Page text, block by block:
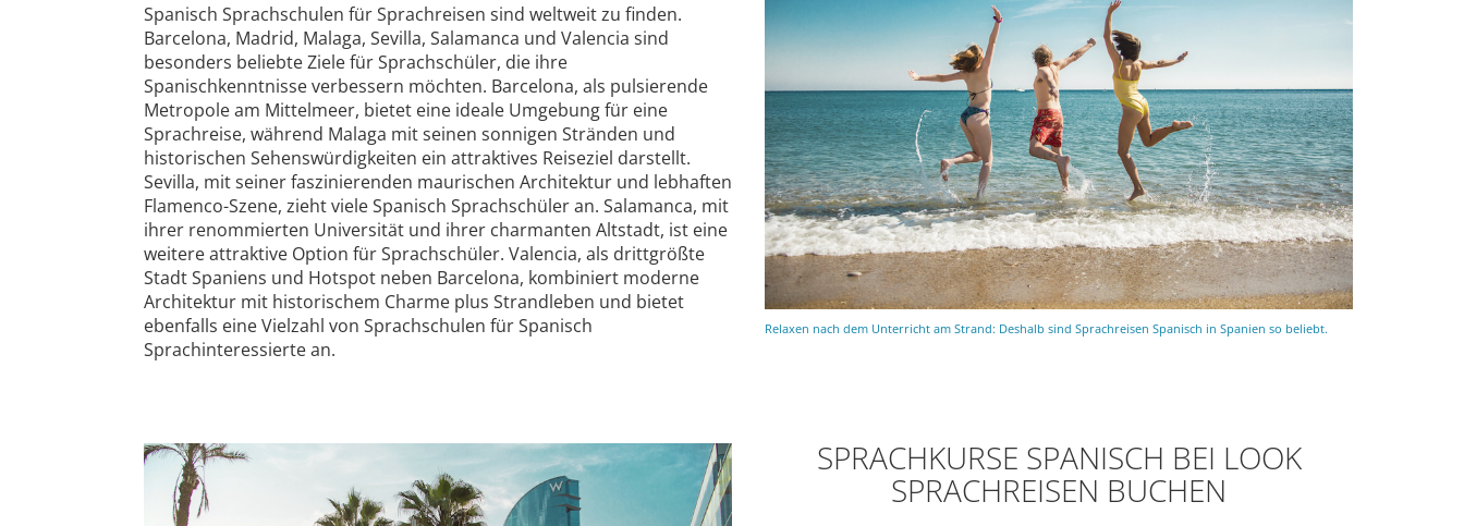
Spanisch Sprachschulen für Sprachreisen sind weltweit zu finden.
Barcelona, Madrid, Malaga, Sevilla, Salamanca und Valencia sind
besonders beliebte Ziele für Sprachschüler, die ihre
Spanischkenntnisse verbessern möchten. Barcelona, als pulsierende
Metropole am Mittelmeer, bietet eine ideale Umgebung für eine
Sprachreise, während Malaga mit seinen sonnigen Stränden und
historischen Sehenswürdigkeiten ein attraktives Reiseziel darstellt.
Sevilla, mit seiner faszinierenden maurischen Architektur und lebhaften
Flamenco-Szene, zieht viele Spanisch Sprachschüler an. Salamanca, mit
ihrer renommierten Universität und ihrer charmanten Altstadt, ist eine
weitere attraktive Option für Sprachschüler. Valencia, als drittgrößte
Stadt Spaniens und Hotspot neben Barcelona, kombiniert moderne
Architektur mit historischem Charme plus Strandleben und bietet
ebenfalls eine Vielzahl von Sprachschulen für Spanisch
Sprachinteressierte an.
Relaxen nach dem Unterricht am Strand: Deshalb sind Sprachreisen Spanisch in Spanien so beliebt.
SPRACHKURSE SPANISCH BEI LOOK
SPRACHREISEN BUCHEN